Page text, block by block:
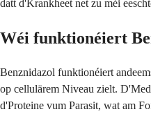
datt d'Krankheet net zu méi
Wéi funktionéiert
Benznidazol funktionéiert
op cellulärem Niveau zielt.
d'Proteine vum Parasit, wat am